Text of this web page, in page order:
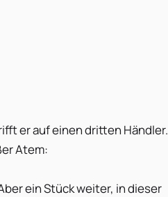
er auf einen dritten Händler.
Atem:
ein Stück weiter, in dieser